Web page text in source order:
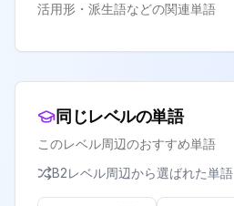
活用形・派生語などの関連単語
同じレベルの単語
このレベル周辺のおすすめ単語
B2レベル周辺から選ばれた単語